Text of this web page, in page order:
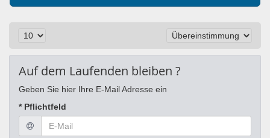
Auf dem Laufenden bleiben ?
Geben Sie hier Ihre E-Mail Adresse ein
* Pflichtfeld